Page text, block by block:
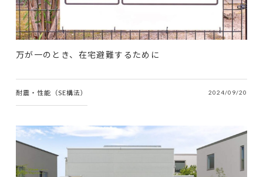
万が一のとき、在宅避難するために
耐震・性能（SE構法） 2024/09/20